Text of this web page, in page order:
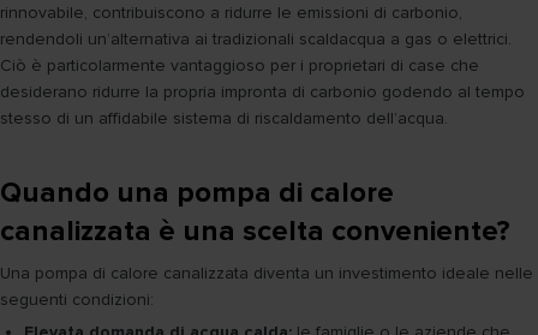
rinnovabile, contribuiscono a ridurre le emissioni di carbonio,
rendendoli un’alternativa ai tradizionali scaldacqua a gas o elettrici.
Ciò è particolarmente vantaggioso per i proprietari di case che
desiderano ridurre la propria impronta di carbonio godendo al tempo
stesso di un affidabile sistema di riscaldamento dell’acqua.
Quando una pompa di calore
canalizzata è una scelta conveniente?
Una pompa di calore canalizzata diventa un investimento ideale nelle
seguenti condizioni: